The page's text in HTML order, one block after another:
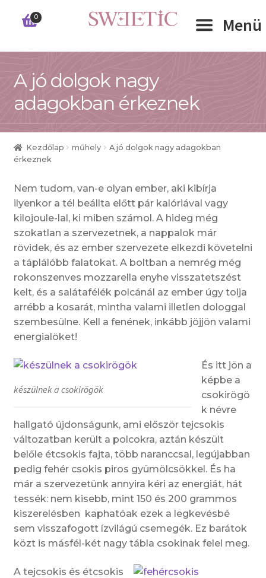
Ugrás
Kilépés
0 Menü
RÓLUNK
WEBSHOP
KAPCSOLAT
A jó dolgok nagy
adagokban érkeznek
Kezdőlap műhely
A jó dolgok nagy adagokban
érkeznek
Nem tudom, van-e olyan ember, aki kibírja
ilyenkor a tél beállta előtt pár kalóriával vagy
kilojoule-lal, ki miben számol. A hideg még
szokatlan a szervezetnek, a nappalok már
rövidek, és az ember szervezete elkezdi követelni
a táplálóbb falatokat. A boltban a nemrég még
rokonszenves mozzarella enyhe visszatetszést
kelt, és a salátafélék polcánál az ember úgy tolja
arrébb a kosarát, mintha valami illetlen dologgal
szembesülne. Kell a fenének, inkább jöjjön valami
energialöket!
készülnek a csokirögök
És itt jön a
képbe a
csokirögö
k névre
hallgató újdonságunk, ami először tejcsokis
változatban került a polcokra, aztán készült
belőle étcsokis fajta, több naranccsal, legújabban
pedig fehér csokis piros gyümölcsökkel. És ha
már a szervezetünk annyira kéri az energiát, hát
tessék: nem kisebb, mint 150 és 200 grammos
kiszerelésben kaphatóak ezek a legkevésbé
sem visszafogott ízvilágú csemegék. Ez barátok
közt is másfél-két nagy tábla csokinak felel meg.
A tejcsokis és étcsokis